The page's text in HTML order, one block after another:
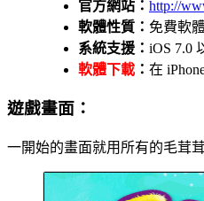
官方網站： http://
軟體性質： 免費軟
系統支援： iOS 7.0
軟體下載 ： 在
遊戲畫面：
一開始的畫面就用所有的毛茸